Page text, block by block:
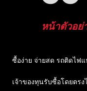
หน้าตัวอย่
ซื้อง่าย จ่ายสด รถติดไฟ
เจ้าของทุนรับซื้อโดยตร